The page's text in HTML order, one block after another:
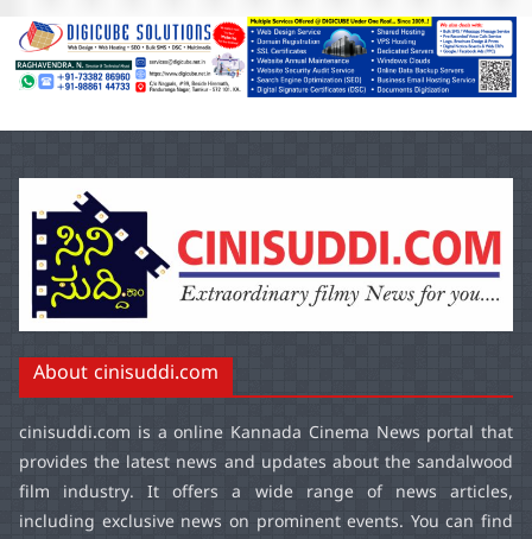
About cinisuddi.com
cinisuddi.com is a online Kannada Cinema News portal that
provides the latest news and updates about the sandalwood
film industry. It offers a wide range of news articles,
including exclusive news on prominent events. You can find